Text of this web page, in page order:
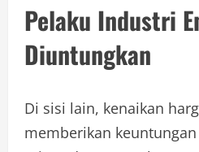
Pelaku Industri
Diuntungkan
Di sisi lain, kenaikan
memberikan